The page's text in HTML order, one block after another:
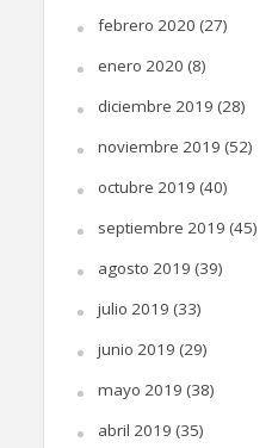
febrero 2020 (27)
enero 2020 (8)
diciembre 2019 (28)
noviembre 2019 (52)
octubre 2019 (40)
septiembre 2019 (45)
agosto 2019 (39)
julio 2019 (33)
junio 2019 (29)
mayo 2019 (38)
abril 2019 (35)